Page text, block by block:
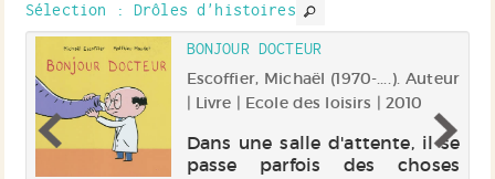
banquise. Alors Lucien décide
de jouer de la trompette pour
les attirer et c'est u...
Sélection : Drôles d'histoires
BONJOUR DOCTEUR
Escoffier, Michaël (1970-....). Auteur
| Livre | Ecole des loisirs | 2010
Dans une salle d'attente, il se
passe parfois des choses